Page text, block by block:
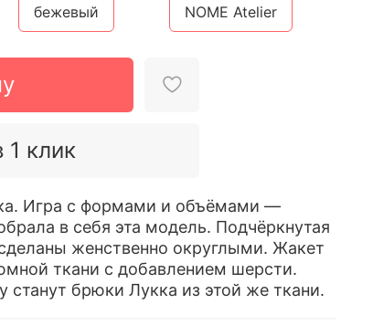
1 клик
бежевый NOME Atelier
Игра с формами и объёмами —
в себя эта модель. Подчёркнутая
женственно округлыми. Жакет
ткани с добавлением шерсти.
станут брюки Лукка из этой же ткани.